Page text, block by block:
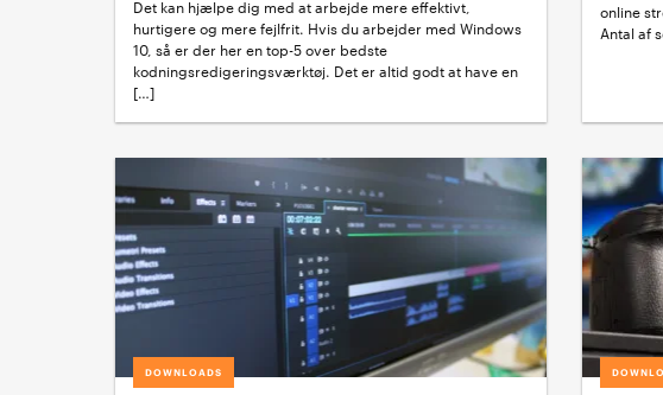
Det kan hjælpe dig med at arbejde mere effektivt,
hurtigere og mere fejlfrit. Hvis du arbejder med Windows
10, så er der her en top-5 over bedste
kodningsredigeringsværktøj. Det er altid godt at have en
[…]
online
Antal af
DOWNLOADS